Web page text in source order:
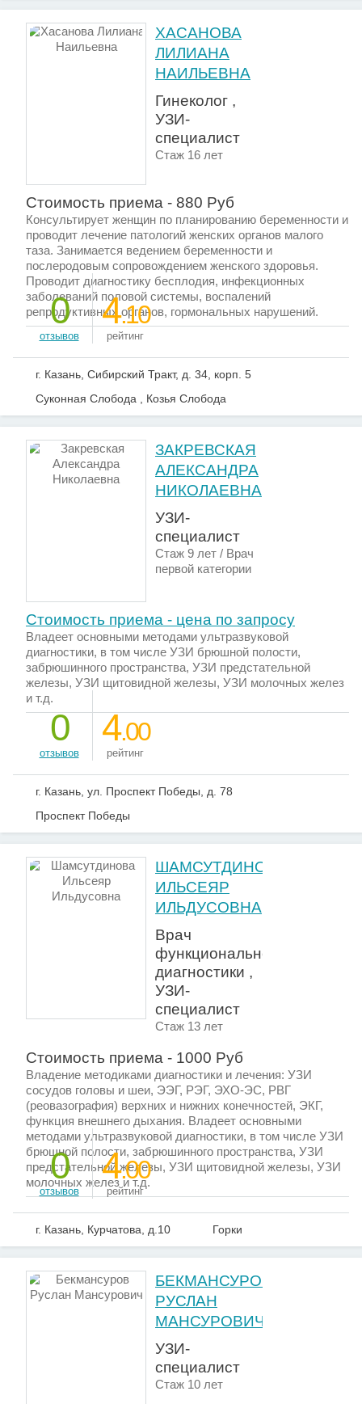
ХАСАНОВА
ЛИЛИАНА
НАИЛЬЕВНА
Гинеколог ,
УЗИ-
специалист
Стаж 16 лет
Стоимость приема - 880 Руб
Консультирует женщин по планированию беременности и
проводит лечение патологий женских органов малого
таза. Занимается ведением беременности и
послеродовым сопровождением женского здоровья.
Проводит диагностику бесплодия, инфекционных
заболеваний половой системы, воспалений
репродуктивных органов, гормональных нарушений.
0
отзывов
4.10
рейтинг
г. Казань, Сибирский Тракт, д. 34, корп. 5
Суконная Слобода , Козья Слобода
ЗАКРЕВСКАЯ
АЛЕКСАНДРА
НИКОЛАЕВНА
УЗИ-
специалист
Стаж 9 лет / Врач
первой категории
Стоимость приема - цена по запросу
Владеет основными методами ультразвуковой
диагностики, в том числе УЗИ брюшной полости,
забрюшинного пространства, УЗИ предстательной
железы, УЗИ щитовидной железы, УЗИ молочных желез
и т.д.
0
отзывов
4.00
рейтинг
г. Казань, ул. Проспект Победы, д. 78
Проспект Победы
ШАМСУТДИНОВА
ИЛЬСЕЯР
ИЛЬДУСОВНА
Врач
функциональной
диагностики ,
УЗИ-
специалист
Стаж 13 лет
Стоимость приема - 1000 Руб
Владение методиками диагностики и лечения: УЗИ
сосудов головы и шеи, ЭЭГ, РЭГ, ЭХО-ЭС, РВГ
(реовазография) верхних и нижних конечностей, ЭКГ,
функция внешнего дыхания. Владеет основными
методами ультразвуковой диагностики, в том числе УЗИ
брюшной полости, забрюшинного пространства, УЗИ
предстательной железы, УЗИ щитовидной железы, УЗИ
молочных желез и т.д.
0
отзывов
4.00
рейтинг
г. Казань, Курчатова, д.10 Горки
БЕКМАНСУРОВ
РУСЛАН
МАНСУРОВИЧ
УЗИ-
специалист
Стаж 10 лет